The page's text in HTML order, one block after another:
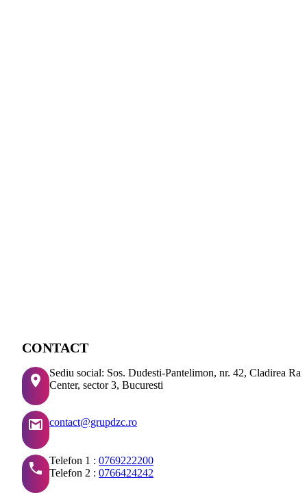
CONTACT
Sediu social: Sos. Dudesti-Pantelimon, nr. 42, Cladirea
Center, sector 3, Bucuresti
contact@grupdzc.ro
Telefon 1 : 0769222200
Telefon 2 : 0766424242